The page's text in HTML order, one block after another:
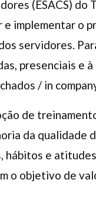
(ESACS) do
implementar o
servidores.
presenciais e
/ in
de
da qualidade
e
o objetivo de